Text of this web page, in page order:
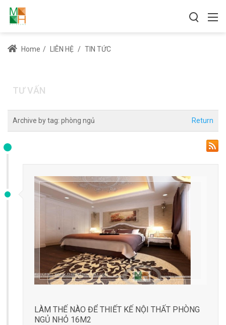
Home / LIÊN HỆ / TIN TỨC
TƯ VẤN
Archive by tag: phòng ngủ Return
LÀM THẾ NÀO ĐỂ THIẾT KẾ NỘI THẤT PHÒNG
NGỦ NHỎ 16M2